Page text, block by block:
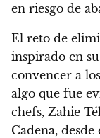
en riesgo de
El reto de
inspirado en
convencer a
algo que fue
chefs, Zahie
Cadena,